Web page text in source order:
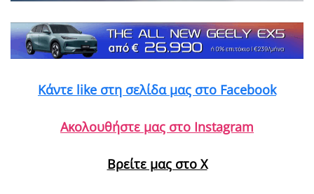
Κάντε like στη σελίδα μας στο Facebook
Ακολουθήστε μας στο Instagram
Βρείτε μας στο X